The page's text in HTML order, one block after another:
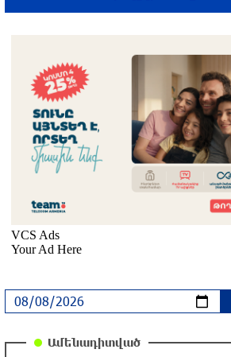
հեռախոսազրույց են ունեցել
Ռուսաստանից Ադրբեջանի
Հայաստան է ուղարկվել 15
ցորեն և 10 վագոն քարածուխ
դուրս գալը ԵԱՏՄ-ից չի կարող
անկում
Ամենադիտված